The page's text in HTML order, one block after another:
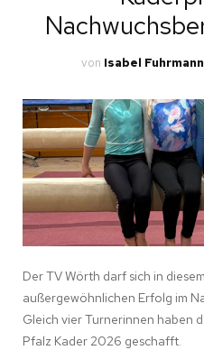
von Isabel Fuhrmann
Der TV Wörth darf sich in
außergewöhnlichen Erfolg im
Gleich vier Turnerinnen haben
Pfalz Kader 2026 geschafft.